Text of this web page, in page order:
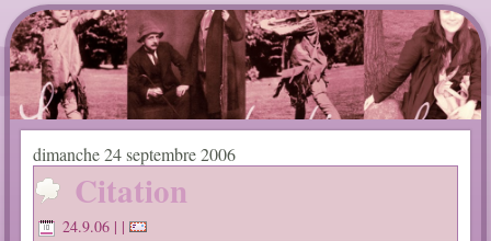
dimanche 24 septembre 2006
Citation
24.9.06 | |